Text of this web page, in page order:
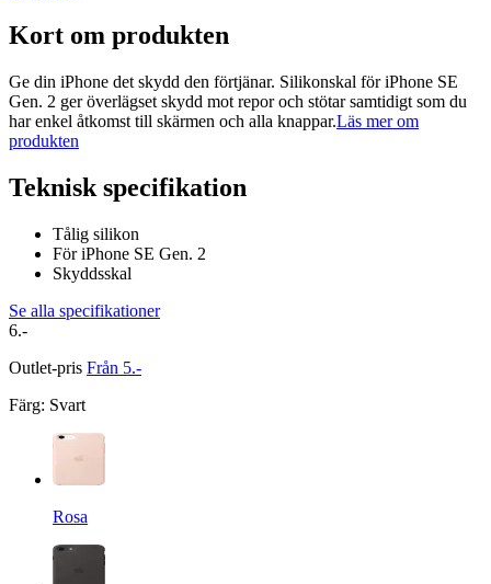
Kort om produkten
Ge din iPhone det skydd den förtjänar. Silikonskal för iPhone SE
Gen. 2 ger överlägset skydd mot repor och stötar samtidigt som du
har enkel åtkomst till skärmen och alla knappar.Läs mer om
produkten
Teknisk specifikation
Tålig silikon
För iPhone SE Gen. 2
Skyddsskal
Se alla specifikationer
6.-
Outlet-pris Från 5.-
Färg: Svart
Rosa